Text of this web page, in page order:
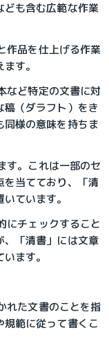
ども含む広範な作業
作品を仕上げる作業
す。
など特定の文書に対
稿（ダラフト）をき
同様の意味を持ちま
す。これは一部のセ
を当てており、「清
ています。
にチェックすること
、「清書」には文章
ます。
れた文書のことを指
規範に従って書くこ